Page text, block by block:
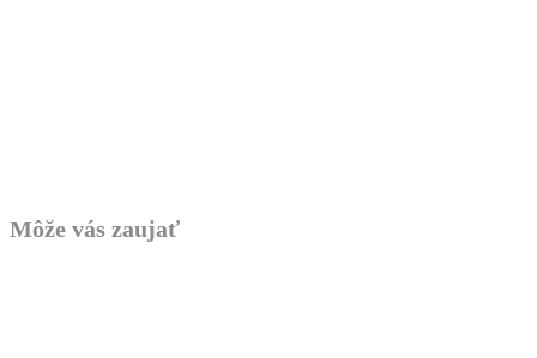
Môže vás zaujať